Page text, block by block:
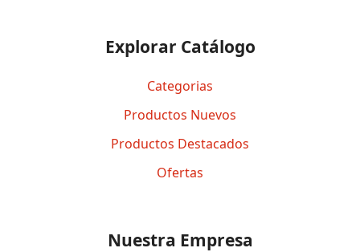
Explorar Catálogo
Categorias
Productos Nuevos
Productos Destacados
Ofertas
Nuestra Empresa